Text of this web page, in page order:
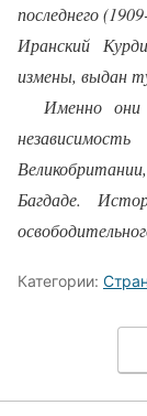
последнего
Иранский
измены, выдан
Именно они
Багдаде.
Категории: